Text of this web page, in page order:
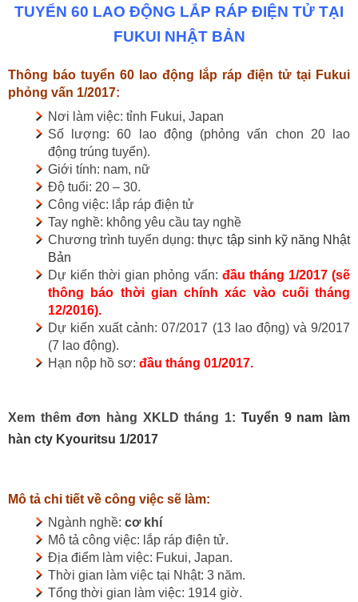
TUYỂN 60 LAO ĐỘNG LẮP RÁP ĐIỆN TỬ TẠI
FUKUI NHẬT BẢN
Thông báo tuyển 60 lao động lắp ráp điện tử tại Fukui
phỏng vấn 1/2017:
Nơi làm việc: tỉnh Fukui, Japan
Số lượng: 60 lao động (phỏng vấn chon 20 lao
động trúng tuyển).
Giới tính: nam, nữ
Độ tuổi: 20 – 30.
Công việc: lắp ráp điện tử
Tay nghề: không yêu cầu tay nghề
Chương trình tuyển dụng:thực tập sinh kỹ năng Nhật
Bản
Dự kiến thời gian phỏng vấn: đầu tháng 1/2017 (sẽ
thông báo thời gian chính xác vào cuối tháng
12/2016).
Dự kiến xuất cảnh: 07/2017 (13 lao động) và 9/2017
(7 lao động).
Hạn nộp hồ sơ: đầu tháng 01/2017.
Xem thêm đơn hàng XKLD tháng 1: Tuyển 9 nam làm
hàn cty Kyouritsu 1/2017
Mô tả chi tiết về công việc sẽ làm:
Ngành nghề: cơ khí
Mô tả công việc: lắp ráp điện tử.
Địa điểm làm việc: Fukui, Japan.
Thời gian làm việc tại Nhật: 3 năm.
Tổng thời gian làm việc: 1914 giờ.